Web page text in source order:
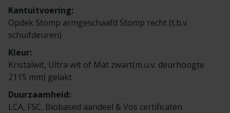
Kantuitvoering:
Opdek Stomp armgeschaafd Stomp recht (t.b.v.
schuifdeuren)
Kleur:
Kristalwit, Ultra wit of Mat zwart(m.u.v. deurhoogte
2115 mm) gelakt
Duurzaamheid:
LCA, FSC, Biobased aandeel & Vos certificaten